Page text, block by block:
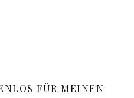
FÜR MEINEN